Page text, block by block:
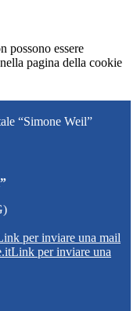
possono essere
pagina della cookie
“Simone Weil”
per inviare una mail
Link per inviare una